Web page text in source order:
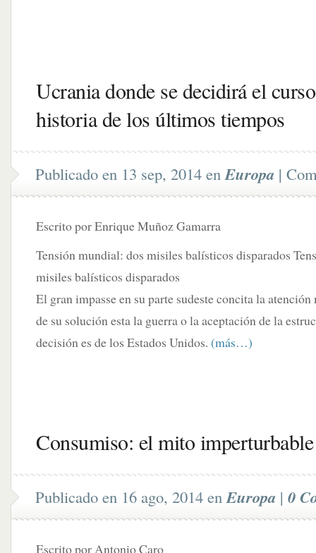
Ucrania donde se decidirá el
historia de los últimos tiempos
Publicado en 13 sep, 2014 enEuropa |
Escrito por Enrique Muñoz Gamarra
Tensión mundial: dos misiles balísticos disparados
misiles balísticos disparados
El gran impasse en su parte sudeste concita la
de su solución esta la guerra o la aceptación de la
decisión es de los Estados Unidos. (más…)
Consumiso: el mito imperturbable
Publicado en 16 ago, 2014 enEuropa | 0
Escrito por Antonio Caro